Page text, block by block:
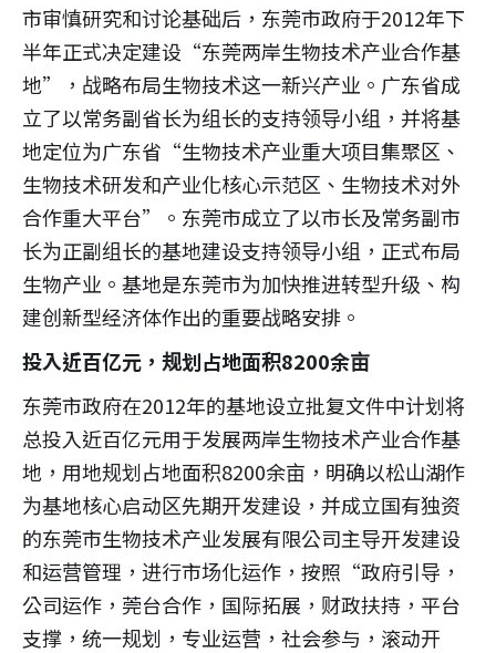
市审慎研究和讨论基础后，东莞市政府于2012年下
半年正式决定建设“东莞两岸生物技术产业合作基
地”，战略布局生物技术这一新兴产业。广东省成
立了以常务副省长为组长的支持领导小组，并将基
地定位为广东省“生物技术产业重大项目集聚区、
生物技术研发和产业化核心示范区、生物技术对外
合作重大平台”。东莞市成立了以市长及常务副市
长为正副组长的基地建设支持领导小组，正式布局
生物产业。基地是东莞市为加快推进转型升级、构
建创新型经济体作出的重要战略安排。
投入近百亿元，规划占地面积8200余亩
东莞市政府在2012年的基地设立批复文件中计划将
总投入近百亿元用于发展两岸生物技术产业合作基
地，用地规划占地面积8200余亩，明确以松山湖作
为基地核心启动区先期开发建设，并成立国有独资
的东莞市生物技术产业发展有限公司主导开发建设
和运营管理，进行市场化运作，按照“政府引导，
公司运作，莞台合作，国际拓展，财政扶持，平台
支撑，统一规划，专业运营，社会参与，滚动开